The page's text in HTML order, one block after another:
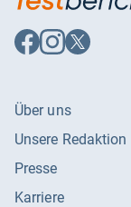
Auf
Facebook
Auf
Instagram
Auf
X
Über uns
Unsere Redaktion
Presse
Karriere